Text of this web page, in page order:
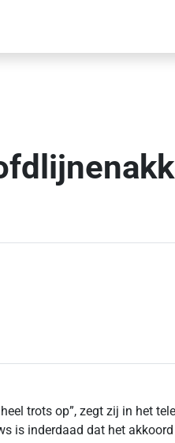
trots op”, zegt zij in het
is inderdaad dat het